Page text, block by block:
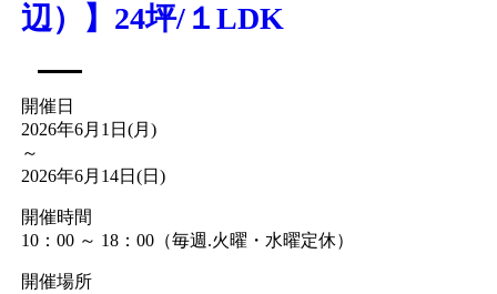
辺）】24坪/１LDK
開催日
2026年6月1日(月)
～
2026年6月14日(日)
開催時間
10：00 ～ 18：00（毎週.火曜・水曜定休）
開催場所